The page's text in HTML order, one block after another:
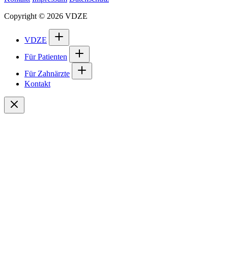
Copyright © 2026 VDZE
VDZE
Für Patienten
Für Zahnärzte
Kontakt